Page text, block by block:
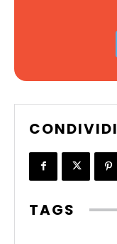
CONDIVIDI
TAGS